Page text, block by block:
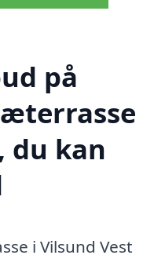
på
du kan
i Vilsund Vest